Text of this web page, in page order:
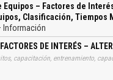
Equipos – Factores de
Clasificación, Tiempos
Información
DE INTERÉS –